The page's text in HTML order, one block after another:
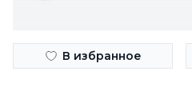
В избранное